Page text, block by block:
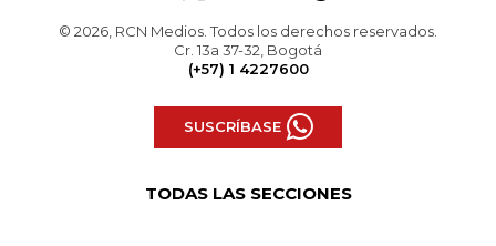
© 2026, RCN Medios. Todos los derechos reservados.
Cr. 13a 37-32, Bogotá
(+57) 1 4227600
SUSCRÍBASE
TODAS LAS SECCIONES